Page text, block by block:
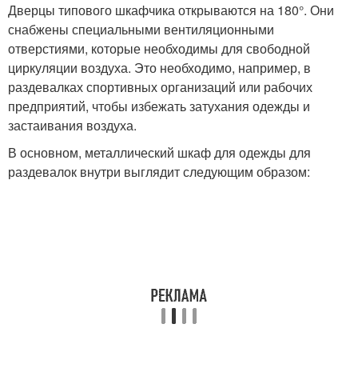
Дверцы типового шкафчика открываются на 180°. Они
снабжены специальными вентиляционными
отверстиями, которые необходимы для свободной
циркуляции воздуха. Это необходимо, например, в
раздевалках спортивных организаций или рабочих
предприятий, чтобы избежать затухания одежды и
застаивания воздуха.
В основном, металлический шкаф для одежды для
раздевалок внутри выглядит следующим образом: